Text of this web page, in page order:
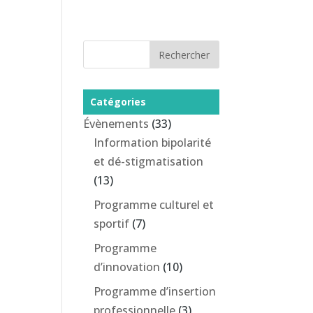
Catégories
Évènements (33)
Information bipolarité
et dé-stigmatisation
(13)
Programme culturel et
sportif (7)
Programme
d’innovation (10)
Programme d’insertion